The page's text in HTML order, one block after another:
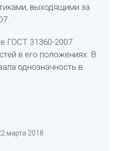
выходящими за
ГОСТ 31360-2007
в его положениях. В
однозначность в
марта 2018